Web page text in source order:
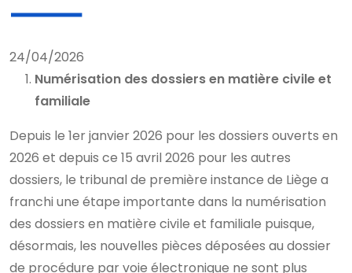
24/04/2026
Numérisation des dossiers en matière civile et
familiale
Depuis le 1er janvier 2026 pour les dossiers ouverts en
2026 et depuis ce 15 avril 2026 pour les autres
dossiers, le tribunal de première instance de Liège a
franchi une étape importante dans la numérisation
des dossiers en matière civile et familiale puisque,
désormais, les nouvelles pièces déposées au dossier
de procédure par voie électronique ne sont plus